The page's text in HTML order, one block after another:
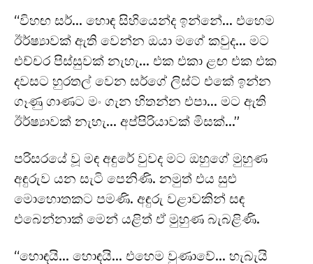
“විහඟ සර්… හොඳ සිහියෙන්ද ඉන්නේ… එහෙම
ඊර්ෂ්‍යාවක් ඇති වෙන්න ඔයා මගේ කවුද… මට
එච්චර පිස්සුවක් නැහැ… එක එකා ළඟ එක එක
දවසට හුරතල් වෙන සර්ගේ ලිස්ට් එකේ ඉන්න
ගෑණු ගාණට මං ගැන හිතන්න එපා… මට ඇති
ඊර්ෂ්‍යාවක් නැහැ… අප්පිරියාවක් මිසක්…”
පරිසරයේ වූ මඳ අඳුරේ වුවද මට ඔහුගේ මුහුණ
අඳුරුව යන සැටි පෙනිණි. නමුත් එය සුළු
මොහොතකට පමණි. අඳුරු වළාවකින් සඳ
එබෙන්නාක් මෙන් යළිත් ඒ මුහුණ බැබළිණි.
“හොඳයි… හොඳයි… එහෙම වුණාවේ… හැබැයි